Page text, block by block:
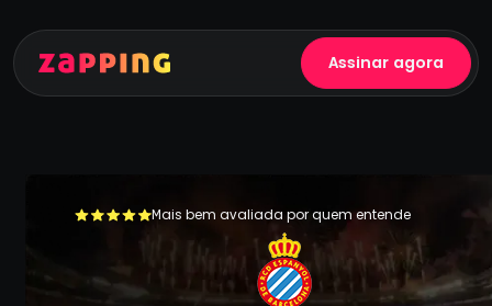
Assinar agora
Mais bem avaliada por quem entende
+500.000 usuários já se livraram da TV a cabo